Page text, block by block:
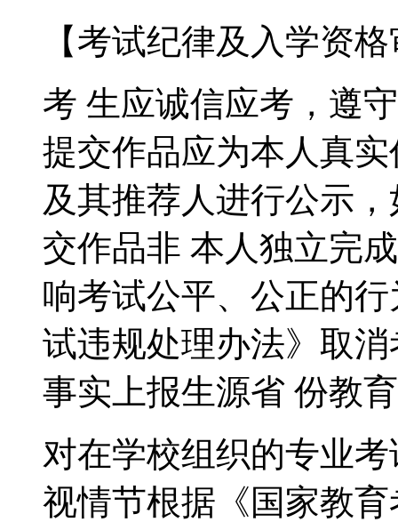
【考试纪律及入学资
考 生应诚信应考，遵
提交作品应为本人真
及其推荐人进行公示
交作品非 本人独立完
响考试公平、公正的
试违规处理办法》取
事实上报生源省 份教
对在学校组织的专业
视情节根据《国家教